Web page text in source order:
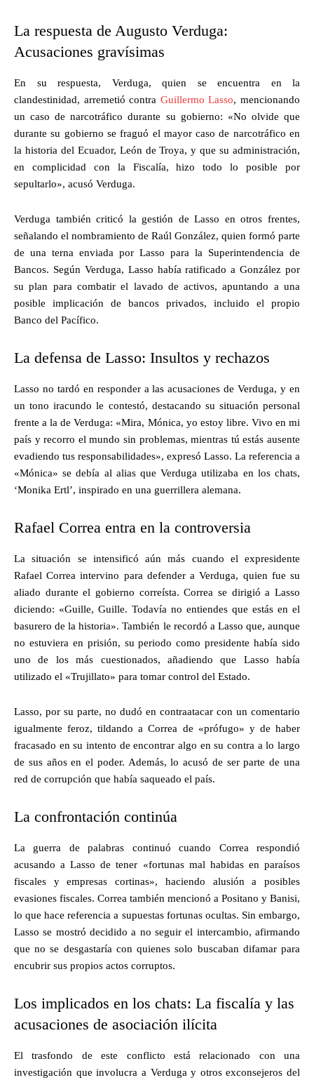
La respuesta de Augusto Verduga:
Acusaciones gravísimas
En su respuesta, Verduga, quien se encuentra en la
clandestinidad, arremetió contra Guillermo Lasso, mencionando
un caso de narcotráfico durante su gobierno: «No olvide que
durante su gobierno se fraguó el mayor caso de narcotráfico en
la historia del Ecuador, León de Troya, y que su administración,
en complicidad con la Fiscalía, hizo todo lo posible por
sepultarlo», acusó Verduga.
Verduga también criticó la gestión de Lasso en otros frentes,
señalando el nombramiento de Raúl González, quien formó parte
de una terna enviada por Lasso para la Superintendencia de
Bancos. Según Verduga, Lasso había ratificado a González por
su plan para combatir el lavado de activos, apuntando a una
posible implicación de bancos privados, incluido el propio
Banco del Pacífico.
La defensa de Lasso: Insultos y rechazos
Lasso no tardó en responder a las acusaciones de Verduga, y en
un tono iracundo le contestó, destacando su situación personal
frente a la de Verduga: «Mira, Mónica, yo estoy libre. Vivo en mi
país y recorro el mundo sin problemas, mientras tú estás ausente
evadiendo tus responsabilidades», expresó Lasso. La referencia a
«Mónica» se debía al alias que Verduga utilizaba en los chats,
‘Monika Ertl’, inspirado en una guerrillera alemana.
Rafael Correa entra en la controversia
La situación se intensificó aún más cuando el expresidente
Rafael Correa intervino para defender a Verduga, quien fue su
aliado durante el gobierno correísta. Correa se dirigió a Lasso
diciendo: «Guille, Guille. Todavía no entiendes que estás en el
basurero de la historia». También le recordó a Lasso que, aunque
no estuviera en prisión, su periodo como presidente había sido
uno de los más cuestionados, añadiendo que Lasso había
utilizado el «Trujillato» para tomar control del Estado.
Lasso, por su parte, no dudó en contraatacar con un comentario
igualmente feroz, tildando a Correa de «prófugo» y de haber
fracasado en su intento de encontrar algo en su contra a lo largo
de sus años en el poder. Además, lo acusó de ser parte de una
red de corrupción que había saqueado el país.
La confrontación continúa
La guerra de palabras continuó cuando Correa respondió
acusando a Lasso de tener «fortunas mal habidas en paraísos
fiscales y empresas cortinas», haciendo alusión a posibles
evasiones fiscales. Correa también mencionó a Positano y Banisi,
lo que hace referencia a supuestas fortunas ocultas. Sin embargo,
Lasso se mostró decidido a no seguir el intercambio, afirmando
que no se desgastaría con quienes solo buscaban difamar para
encubrir sus propios actos corruptos.
Los implicados en los chats: La fiscalía y las
acusaciones de asociación ilícita
El trasfondo de este conflicto está relacionado con una
investigación que involucra a Verduga y otros exconsejeros del